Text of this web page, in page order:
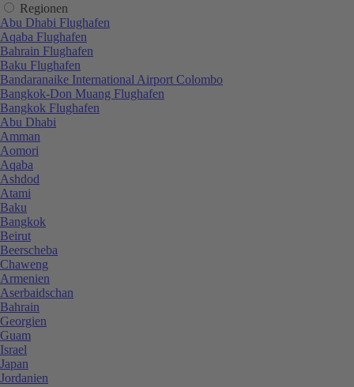
Regionen
Abu Dhabi Flughafen
Aqaba Flughafen
Bahrain Flughafen
Baku Flughafen
Bandaranaike International Airport Colombo
Bangkok-Don Muang Flughafen
Bangkok Flughafen
Abu Dhabi
Amman
Aomori
Aqaba
Ashdod
Atami
Baku
Bangkok
Beirut
Beerscheba
Chaweng
Armenien
Aserbaidschan
Bahrain
Georgien
Guam
Israel
Japan
Jordanien